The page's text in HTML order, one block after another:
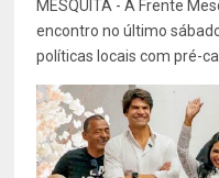
MESQUITA - A Frente
encontro no último
políticas locais com pré-